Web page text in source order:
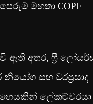
මහතා COPF
ඇති අතර, ෆ්‍රී
සහ වරප්‍රසාද
ලේකම්වරයා